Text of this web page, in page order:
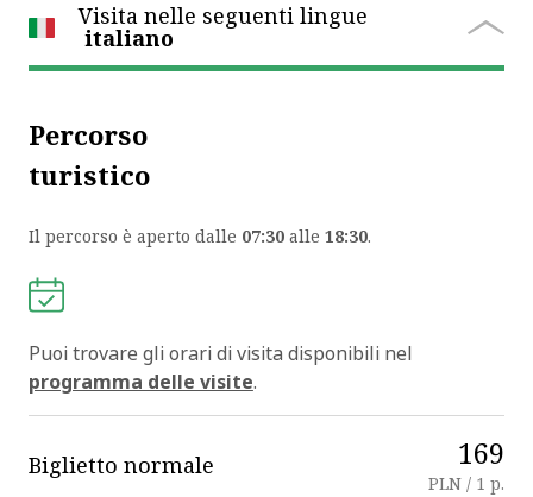
Visita nelle seguenti lingue
italiano
Percorso
turistico
Il percorso è aperto dalle 07:30alle 18:30.
Puoi trovare gli orari di visita disponibili nel
programma delle visite.
Biglietto normale 169
PLN / 1 p.